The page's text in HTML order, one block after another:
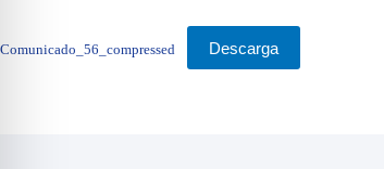
Comunicado_56_compressed Descarga